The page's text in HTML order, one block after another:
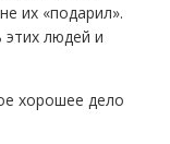
их «подарил».
людей и
хорошее дело